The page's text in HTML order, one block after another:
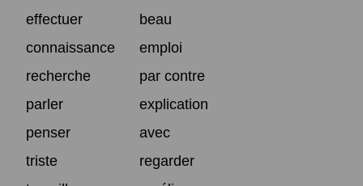
effectuer
beau
connaissance
emploi
recherche
par contre
parler
explication
penser
avec
triste
regarder